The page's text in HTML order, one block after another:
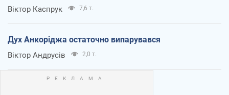
Віктор Каспрук 7,6 т.
Дух Анкоріджа остаточно випарувався
Віктор Андрусів 2,0 т.